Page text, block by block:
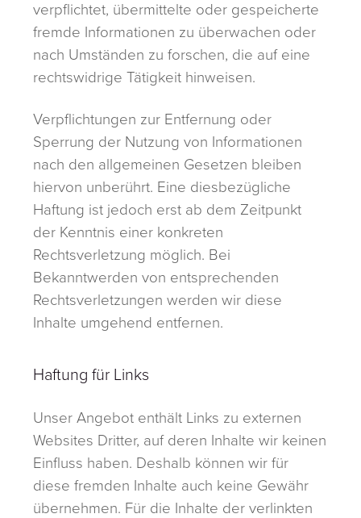
verpflichtet, übermittelte oder gespeicherte
fremde Informationen zu überwachen oder
nach Umständen zu forschen, die auf eine
rechtswidrige Tätigkeit hinweisen.
Verpflichtungen zur Entfernung oder
Sperrung der Nutzung von Informationen
nach den allgemeinen Gesetzen bleiben
hiervon unberührt. Eine diesbezügliche
Haftung ist jedoch erst ab dem Zeitpunkt
der Kenntnis einer konkreten
Rechtsverletzung möglich. Bei
Bekanntwerden von entsprechenden
Rechtsverletzungen werden wir diese
Inhalte umgehend entfernen.
Haftung für Links
Unser Angebot enthält Links zu externen
Websites Dritter, auf deren Inhalte wir keinen
Einfluss haben. Deshalb können wir für
diese fremden Inhalte auch keine Gewähr
übernehmen. Für die Inhalte der verlinkten